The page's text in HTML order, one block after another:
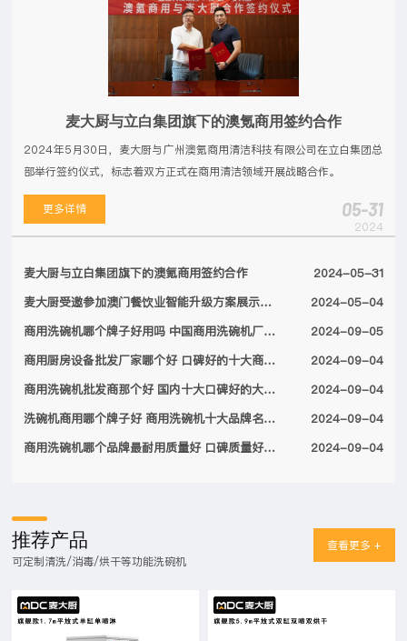
麦大厨与立白集团旗下的澳氪商用签约合作
2024年5月30日，麦大厨与广州澳氪商用清洁科技有限公司在立白集团总
部举行签约仪式，标志着双方正式在商用清洁领域开展战略合作。
更多详情 05-31
2024
麦大厨与立白集团旗下的澳氪商用签约合作
2024-05-31
麦大厨受邀参加澳门餐饮业智能升级方案展示会，备受特区领导关注
2024-05-04
商用洗碗机哪个牌子好用吗 中国商用洗碗机厂家排名前十名单2024
2024-09-05
商用厨房设备批发厂家哪个好 口碑好的十大商用厨房设备厂家名单2024
2024-09-04
商用洗碗机批发商那个好 国内十大口碑好的大型商用洗碗机厂家名单2024
2024-09-04
洗碗机商用哪个牌子好 商用洗碗机十大品牌名单2024
2024-09-04
商用洗碗机哪个品牌最耐用质量好 口碑质量好的十大商用洗碗机品牌2024
2024-09-04
推荐产品
可定制清洗/消毒/烘干等功能洗碗机
查看更多 +